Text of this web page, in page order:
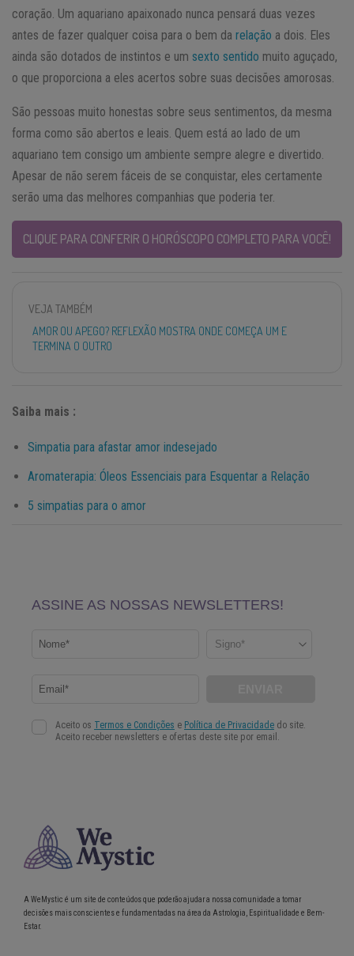
coração. Um aquariano apaixonado nunca pensará duas vezes
antes de fazer qualquer coisa para o bem da relação a dois. Eles
ainda são dotados de instintos e um sexto sentido muito aguçado,
o que proporciona a eles acertos sobre suas decisões amorosas.
São pessoas muito honestas sobre seus sentimentos, da mesma
forma como são abertos e leais. Quem está ao lado de um
aquariano tem consigo um ambiente sempre alegre e divertido.
Apesar de não serem fáceis de se conquistar, eles certamente
serão uma das melhores companhias que poderia ter.
CLIQUE PARA CONFERIR O HORÓSCOPO COMPLETO PARA VOCÊ!
VEJA TAMBÉM
AMOR OU APEGO? REFLEXÃO MOSTRA ONDE COMEÇA UM E
TERMINA O OUTRO
Saiba mais :
Simpatia para afastar amor indesejado
Aromaterapia: Óleos Essenciais para Esquentar a Relação
5 simpatias para o amor
A WeMystic é um site de conteúdos que poderão ajudar a nossa comunidade a tomar
decisões mais conscientes e fundamentadas na área da Astrologia, Espiritualidade e Bem-
Estar.